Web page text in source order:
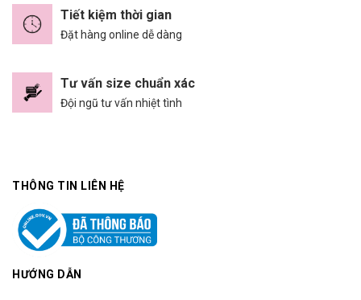
Tiết kiệm thời gian
Đặt hàng online dễ dàng
Tư vấn size chuẩn xác
Đội ngũ tư vấn nhiệt tình
THÔNG TIN LIÊN HỆ
HƯỚNG DẪN